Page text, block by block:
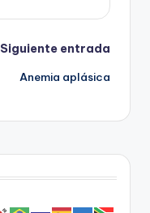
Siguiente entrada
Anemia aplásica